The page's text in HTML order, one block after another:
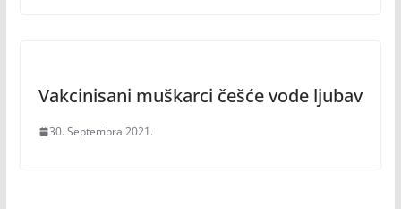
Vakcinisani muškarci češće vode ljubav
30. Septembra 2021.